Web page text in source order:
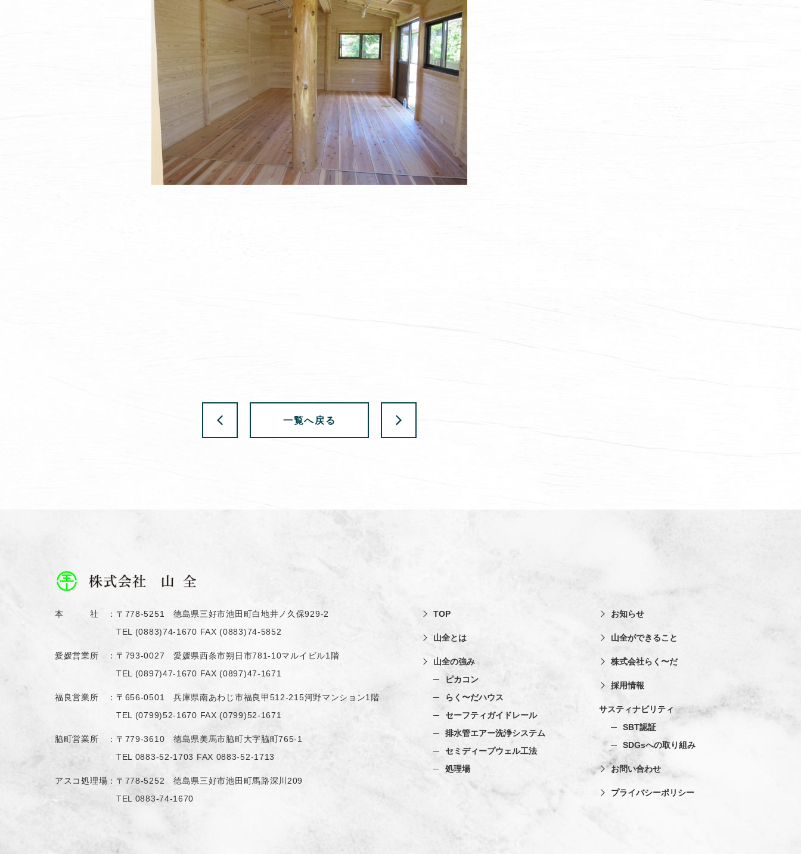
一覧へ戻る
本 社 ： 〒778-5251 德島県三好市池田町白地井ノ久保929-2
TEL (0883)74-1670 FAX (0883)74-5852
愛媛営業所 ： 〒793-0027 愛媛県西条市朔日市781-10マルイビル1階
TEL (0897)47-1670 FAX (0897)47-1671
福良営業所 ： 〒656-0501 兵庫県南あわじ市福良甲512-215河野マンション1階
TEL (0799)52-1670 FAX (0799)52-1671
脇町営業所 ： 〒779-3610 徳島県美馬市脇町大字脇町765-1
TEL 0883-52-1703 FAX 0883-52-1713
アスコ処理場： 〒778-5252 徳島県三好市池田町馬路深川209
TEL 0883-74-1670
TOP
山全とは
山全の強み
ピカコン
らく〜だハウス
セーフティガイドレール
排水管エアー洗浄システム
セミディープウェル工法
処理場
お知らせ
山全ができること
株式会社らく〜だ
採用情報
サスティナビリティ
SBT認証
SDGsへの取り組み
お問い合わせ
プライバシーポリシー